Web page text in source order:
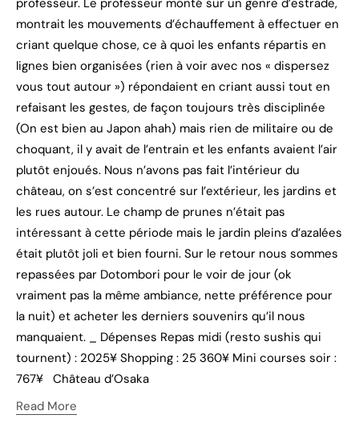
professeur. Le professeur monté sur un genre d’estrade,
montrait les mouvements d’échauffement à effectuer en
criant quelque chose, ce à quoi les enfants répartis en
lignes bien organisées (rien à voir avec nos « dispersez
vous tout autour ») répondaient en criant aussi tout en
refaisant les gestes, de façon toujours très disciplinée
(On est bien au Japon ahah) mais rien de militaire ou de
choquant, il y avait de l’entrain et les enfants avaient l’air
plutôt enjoués. Nous n’avons pas fait l’intérieur du
château, on s’est concentré sur l’extérieur, les jardins et
les rues autour. Le champ de prunes n’était pas
intéressant à cette période mais le jardin pleins d’azalées
était plutôt joli et bien fourni. Sur le retour nous sommes
repassées par Dotombori pour le voir de jour (ok
vraiment pas la même ambiance, nette préférence pour
la nuit) et acheter les derniers souvenirs qu’il nous
manquaient. _ Dépenses Repas midi (resto sushis qui
tournent) : 2025¥ Shopping : 25 360¥ Mini courses soir :
767¥ Château d’Osaka
Read More